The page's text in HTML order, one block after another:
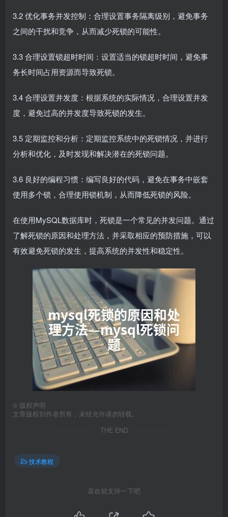
3.2 优化事务并发控制：合理设置事务隔离级别，避免事务
之间的干扰和竞争，从而减少死锁的可能性。
3.3 合理设置锁超时时间：设置适当的锁超时时间，避免事
务长时间占用资源而导致死锁。
3.4 合理设置并发度：根据系统的实际情况，合理设置并发
度，避免过高的并发度导致死锁的发生。
3.5 定期监控和分析：定期监控系统中的死锁情况，并进行
分析和优化，及时发现和解决潜在的死锁问题。
3.6 良好的编程习惯：编写良好的代码，避免在事务中嵌套
使用多个锁，合理使用锁机制，从而降低死锁的风险。
在使用MySQL数据库时，死锁是一个常见的并发问题。通过
了解死锁的原因和处理方法，并采取相应的预防措施，可以
有效避免死锁的发生，提高系统的并发性和稳定性。
© 版权声明
文章版权归作者所有，未经允许请勿转载。
THE END
技术教程
喜欢就支持一下吧